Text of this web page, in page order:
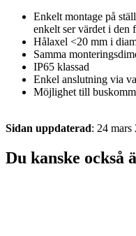
Enkelt montage på
enkelt ser värdet i den
Hålaxel <20 mm i
Samma
IP65 klassad
Enkel anslutning via
Möjlighet till
Sidan uppdaterad: 24 mars
Du kanske också